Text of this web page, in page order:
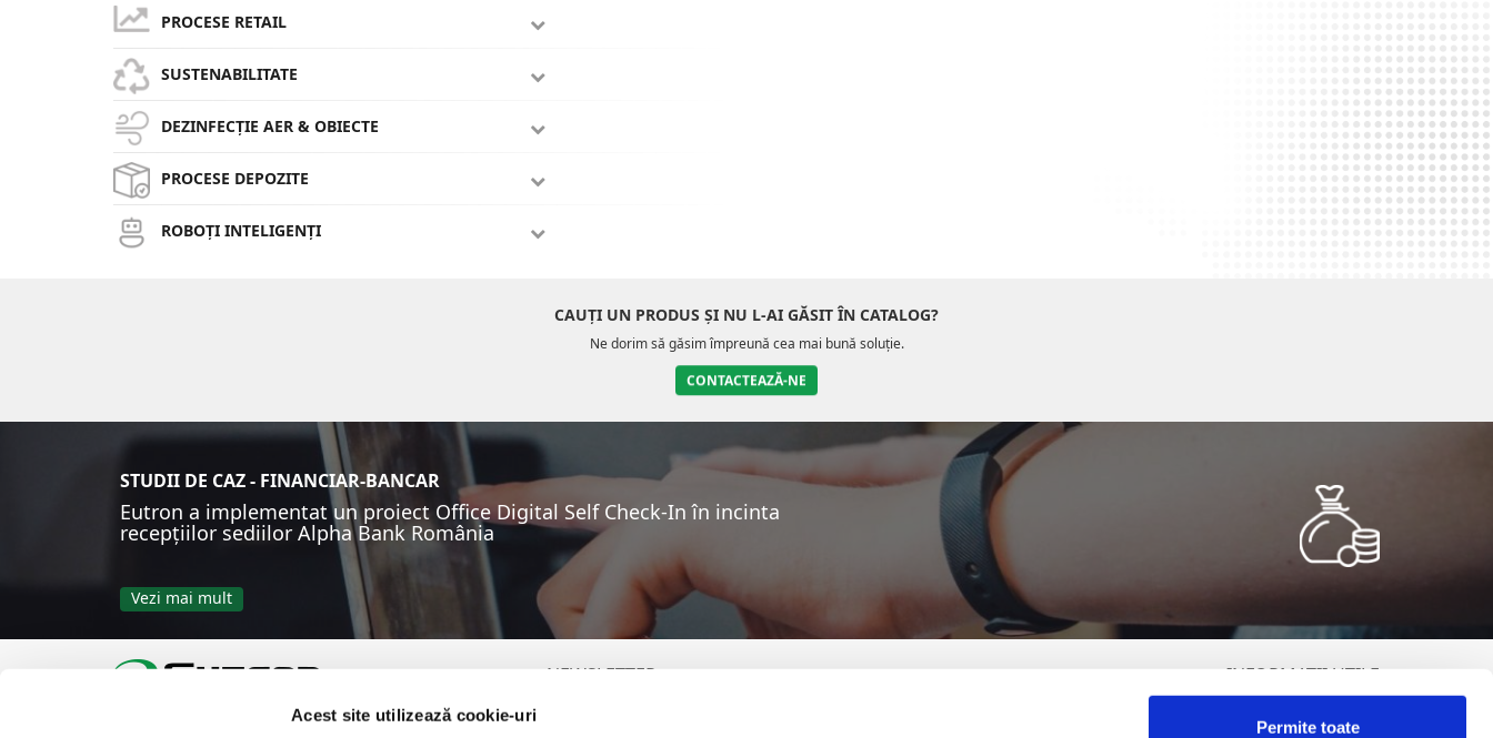
Acest site utilizează cookie-uri
Permite toate
PROCESE RETAIL
SUSTENABILITATE
DEZINFECȚIE AER & OBIECTE
PROCESE DEPOZITE
ROBOȚI INTELIGENȚI
CAUȚI UN PRODUS ȘI NU L-AI GĂSIT ÎN CATALOG?
Ne dorim să găsim împreună cea mai bună soluție.
CONTACTEAZĂ-NE
STUDII DE CAZ - FINANCIAR-BANCAR
Eutron a implementat un proiect Office Digital Self Check-In în incinta
recepțiilor sediilor Alpha Bank România
Vezi mai mult
NEWSLETTER INFORMATII UTILE